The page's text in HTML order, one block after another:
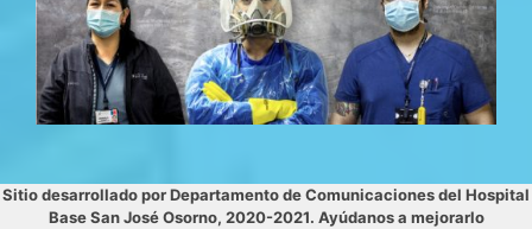
Sitio desarrollado por Departamento de Comunicaciones del Hospital
Base San José Osorno, 2020-2021. Ayúdanos a mejorarlo